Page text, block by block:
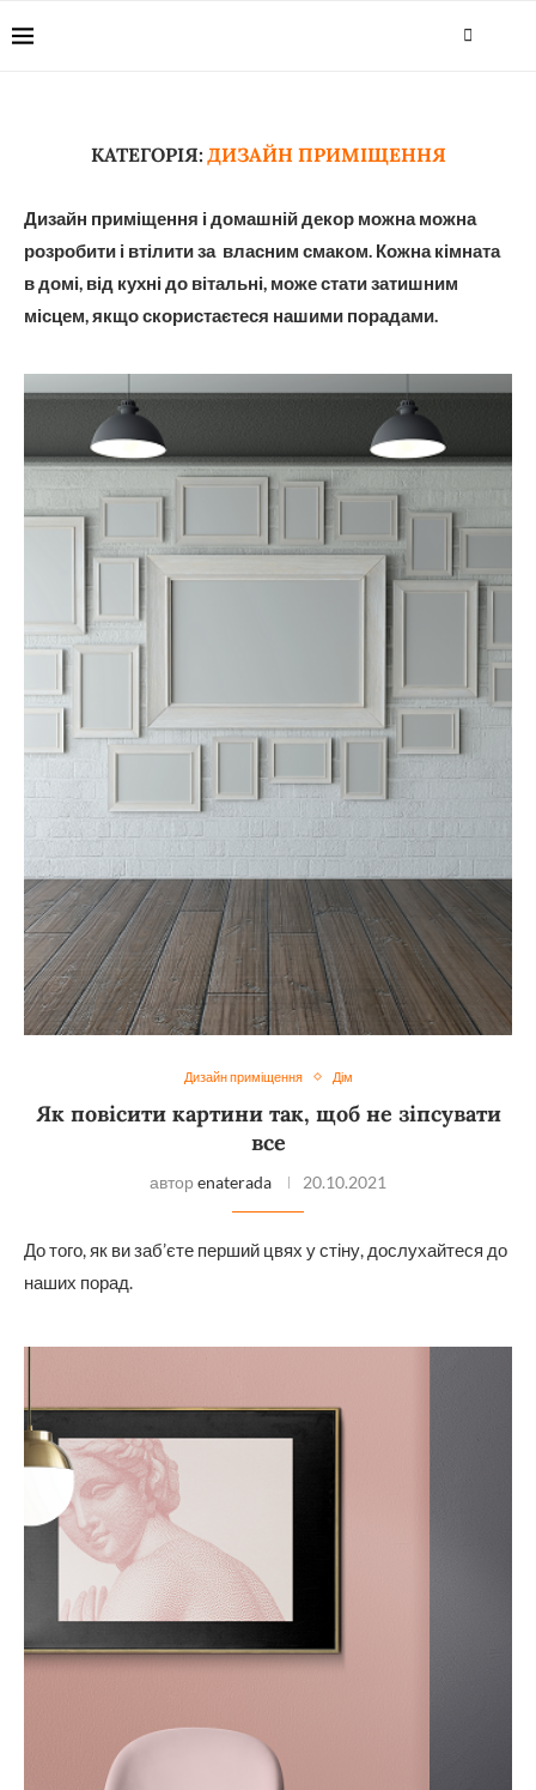
КАТЕГОРІЯ: ДИЗАЙН ПРИМІЩЕННЯ
Дизайн приміщення і домашній декор можна можна
розробити і втілити за власним смаком. Кожна кімната
в домі, від кухні до вітальні, може стати затишним
місцем, якщо скористаєтеся нашими порадами.
Дизайн приміщення Дім
Як повісити картини так, щоб не зіпсувати
все
автор enaterada 20.10.2021
До того, як ви заб’єте перший цвях у стіну, дослухайтеся до
наших порад.